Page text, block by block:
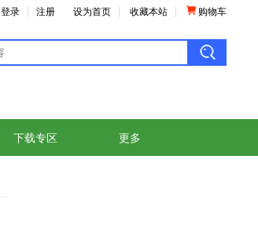
登录 注册 设为首页 收藏本站 购物车
下载专区 更多